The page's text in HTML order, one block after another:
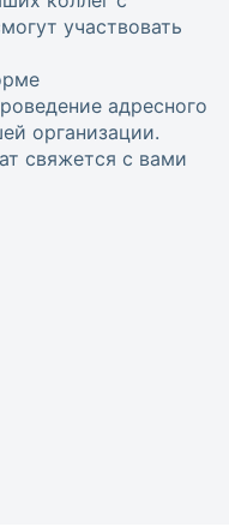
участвовать
адресного
организации.
свяжется с вами